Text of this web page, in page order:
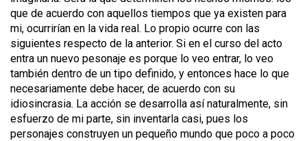
que de acuerdo con aquellos tiempos que ya existen para
mi, ocurrirían en la vida real. Lo propio ocurre con las
siguientes respecto de la anterior. Si en el curso del acto
entra un nuevo pesonaje es porque lo veo entrar, lo veo
también dentro de un tipo definido, y entonces hace lo que
necesariamente debe hacer, de acuerdo con su
idiosincrasia. La acción se desarrolla así naturalmente, sin
esfuerzo de mi parte, sin inventarla casi, pues los
personajes construyen un pequeño mundo que poco a poco